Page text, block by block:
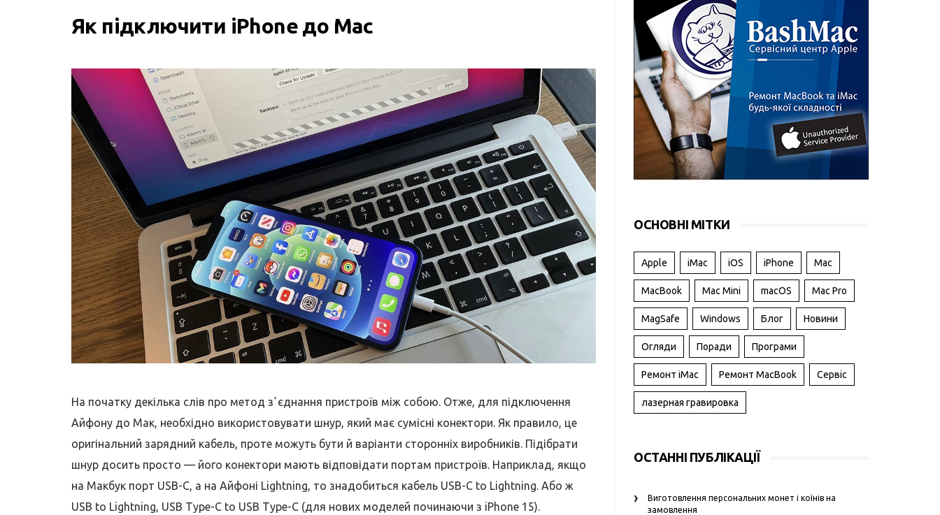
Як підключити iPhone до Mac
На початку декілька слів про метод зʼєднання пристроїв між собою. Отже, для підключення
Айфону до Мак, необхідно використовувати шнур, який має сумісні конектори. Як правило, це
оригінальний зарядний кабель, проте можуть бути й варіанти сторонніх виробників. Підібрати
шнур досить просто — його конектори мають відповідати портам пристроїв. Наприклад, якщо
на Макбук порт USB-C, а на Айфоні Lightning, то знадобиться кабель USB-C to Lightning. Або ж
USB to Lightning, USB Type-C to USB Type-C (для нових моделей починаючи з iPhone 15).
ОСНОВНІ МІТКИ
Apple iMac iOS iPhone Mac
MacBook Mac Mini macOS Mac Pro
MagSafe Windows Блог Новини
Огляди Поради Програми
Ремонт iMac Ремонт MacBook Сервіс
лазерная гравировка
ОСТАННІ ПУБЛІКАЦІЇ
Виготовлення персональних монет і коїнів на
замовлення